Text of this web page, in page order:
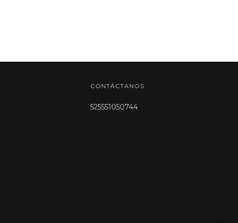
CONTÁCTANOS
525551050744